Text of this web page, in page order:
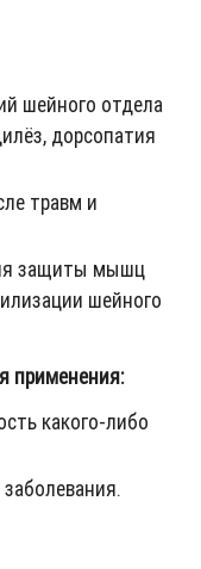
шейного отдела
дорсопатия
травм и
защиты мышц
шейного
применения:
какого-либо